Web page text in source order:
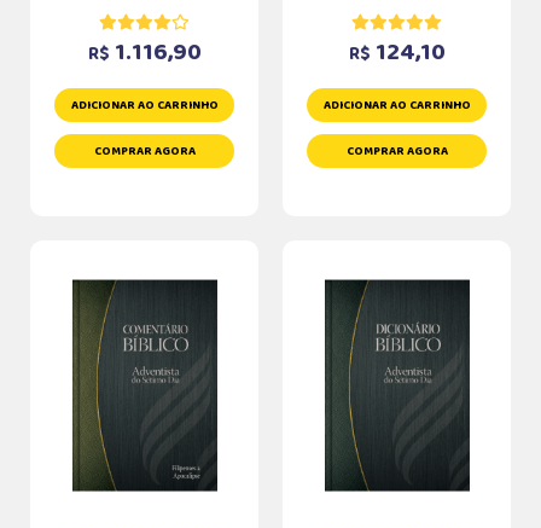
R$ 1.116,90
ADICIONAR AO CARRINHO
COMPRAR AGORA
R$ 124,10
ADICIONAR AO CARRINHO
COMPRAR AGORA